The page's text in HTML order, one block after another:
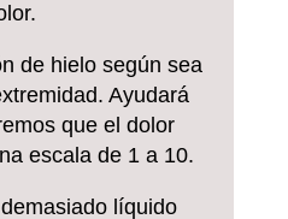
de hielo según sea
Ayudará
que el dolor
escala de 1 a 10.
líquido